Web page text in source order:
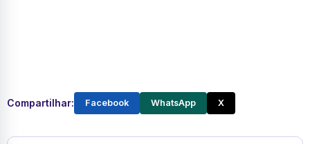
Compartilhar: Facebook WhatsApp X